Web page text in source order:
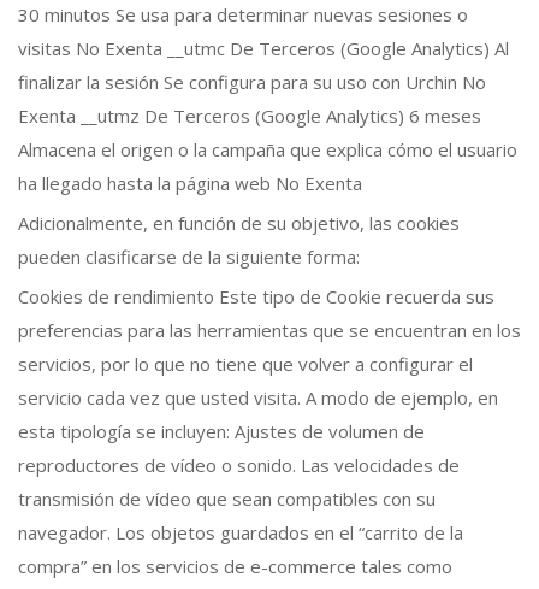
30 minutos Se usa para determinar nuevas sesiones o
visitas No Exenta __utmc De Terceros (Google Analytics) Al
finalizar la sesión Se configura para su uso con Urchin No
Exenta __utmz De Terceros (Google Analytics) 6 meses
Almacena el origen o la campaña que explica cómo el usuario
ha llegado hasta la página web No Exenta
Adicionalmente, en función de su objetivo, las cookies
pueden clasificarse de la siguiente forma:
Cookies de rendimiento Este tipo de Cookie recuerda sus
preferencias para las herramientas que se encuentran en los
servicios, por lo que no tiene que volver a configurar el
servicio cada vez que usted visita. A modo de ejemplo, en
esta tipología se incluyen: Ajustes de volumen de
reproductores de vídeo o sonido. Las velocidades de
transmisión de vídeo que sean compatibles con su
navegador. Los objetos guardados en el “carrito de la
compra” en los servicios de e-commerce tales como